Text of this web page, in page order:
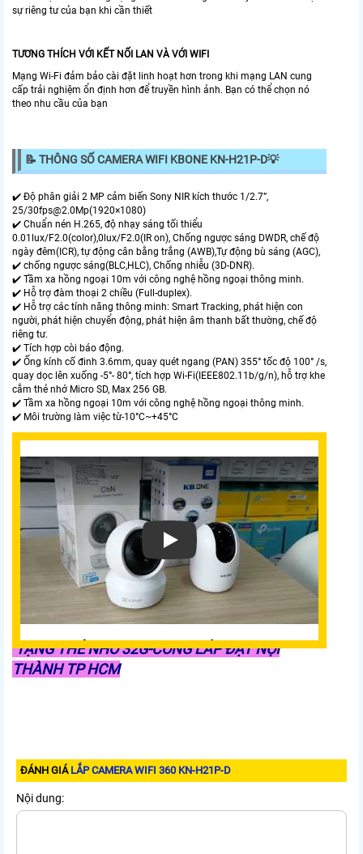
sự riêng tư của bạn khi cần thiết
TƯƠNG THÍCH VỚI KẾT NỐI LAN VÀ VỚI WIFI
Mạng Wi-Fi đảm bảo cài đặt linh hoạt hơn trong khi mạng LAN cung
cấp trải nghiệm ổn định hơn để truyền hình ảnh. Bạn có thể chọn nó
theo nhu cầu của bạn
📝 THÔNG SỐ CAMERA WIFI KBONE KN-H21P-D💡
✔️ Độ phân giải 2 MP cảm biến Sony NIR kích thước 1/2.7”,
25/30fps@2.0Mp(1920×1080)
✔️ Chuẩn nén H.265, độ nhạy sáng tối thiểu
0.01lux/F2.0(color),0lux/F2.0(IR on), Chống ngược sáng DWDR, chế độ
ngày đêm(ICR), tự động cân bằng trắng (AWB),Tự động bù sáng (AGC),
✔️ chống ngược sáng(BLC,HLC), Chống nhiễu (3D-DNR).
✔️ Tầm xa hồng ngoại 10m với công nghệ hồng ngoại thông minh.
✔️ Hỗ trợ đàm thoại 2 chiều (Full-duplex).
✔️ Hỗ trợ các tính năng thông minh: Smart Tracking, phát hiện con
người, phát hiện chuyển động, phát hiện âm thanh bất thường, chế độ
riêng tư.
✔️ Tích hợp còi báo động.
✔️ Ống kính cố đinh 3.6mm, quay quét ngang (PAN) 355° tốc độ 100° /s,
quay dọc lên xuống -5°- 80°, tích hợp Wi-Fi(IEEE802.11b/g/n), hỗ trợ khe
cắm thẻ nhớ Micro SD, Max 256 GB.
✔️ Tầm xa hồng ngoại 10m với công nghệ hồng ngoại thông minh.
✔️ Môi trường làm việc từ-10°C~+45°C
TẶNG THẺ NHỚ 32G-CÔNG LẮP ĐẶT NỘI
THÀNH TP HCM
ĐÁNH GIÁ LẮP CAMERA WIFI 360 KN-H21P-D
Nội dung: